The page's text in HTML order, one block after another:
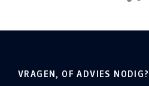
VRAGEN, OF ADVIES NODIG?